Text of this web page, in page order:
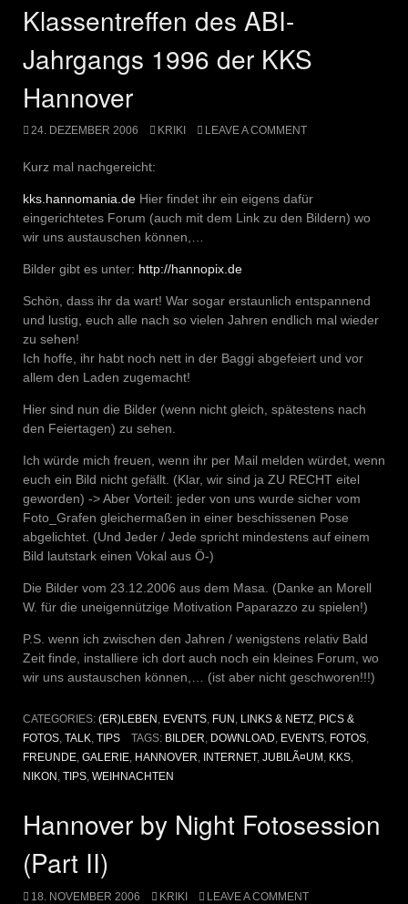
Klassentreffen des ABI-
Jahrgangs 1996 der KKS
Hannover
24. DEZEMBER 2006 KRIKI LEAVE A COMMENT
Kurz mal nachgereicht:
kks.hannomania.de Hier findet ihr ein eigens dafür
eingerichtetes Forum (auch mit dem Link zu den Bildern) wo
wir uns austauschen können,…
Bilder gibt es unter: http://hannopix.de
Schön, dass ihr da wart! War sogar erstaunlich entspannend
und lustig, euch alle nach so vielen Jahren endlich mal wieder
zu sehen!
Ich hoffe, ihr habt noch nett in der Baggi abgefeiert und vor
allem den Laden zugemacht!
Hier sind nun die Bilder (wenn nicht gleich, spätestens nach
den Feiertagen) zu sehen.
Ich würde mich freuen, wenn ihr per Mail melden würdet, wenn
euch ein Bild nicht gefällt. (Klar, wir sind ja ZU RECHT eitel
geworden) -> Aber Vorteil: jeder von uns wurde sicher vom
Foto_Grafen gleichermaßen in einer beschissenen Pose
abgelichtet. (Und Jeder / Jede spricht mindestens auf einem
Bild lautstark einen Vokal aus Ö-)
Die Bilder vom 23.12.2006 aus dem Masa. (Danke an Morell
W. für die uneigennützige Motivation Paparazzo zu spielen!)
P.S. wenn ich zwischen den Jahren / wenigstens relativ Bald
Zeit finde, installiere ich dort auch noch ein kleines Forum, wo
wir uns austauschen können,… (ist aber nicht geschworen!!!)
CATEGORIES: (ER)LEBEN , EVENTS, FUN , LINKS & NETZ, PICS &
FOTOS, TALK, TIPS TAGS: BILDER, DOWNLOAD, EVENTS, FOTOS,
FREUNDE, GALERIE, HANNOVER, INTERNET, JUBILÃ¤UM , KKS,
NIKON , TIPS, WEIHNACHTEN
Hannover by Night Fotosession
(Part II)
18. NOVEMBER 2006 KRIKI LEAVE A COMMENT